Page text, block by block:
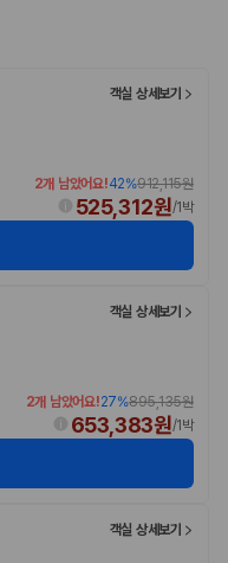
객실 상세보기
2개 남았어요!42%912,115원
525,312원/1박
객실 상세보기
2개 남았어요!27%895,135원
653,383원/1박
객실 상세보기